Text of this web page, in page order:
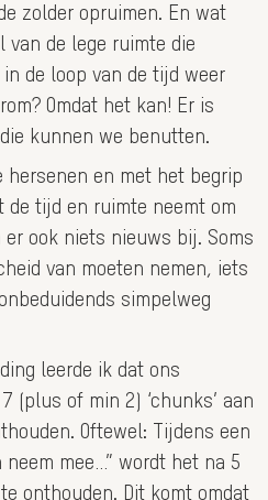
zolder opruimen. En wat
van de lege ruimte die
de loop van de tijd weer
Omdat het kan! Er is
kunnen we benutten.
hersenen en met het begrip
de tijd en ruimte neemt om
ook niets nieuws bij. Soms
van moeten nemen, iets
simpelweg
leerde ik dat ons
(plus of min 2) ‘chunks’ aan
Oftewel: Tijdens een
mee…” wordt het na 5
onthouden. Dit komt omdat